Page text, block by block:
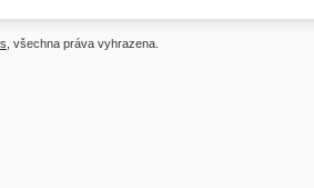
, všechna práva vyhrazena.